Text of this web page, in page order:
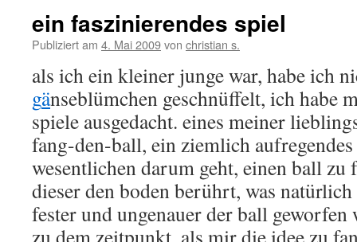
ein faszinierendes spiel
Publiziert am 4. Mai 2009von christian s.
als ich ein kleiner junge war, habe ich
gänseblümchen geschnüffelt, ich habe
spiele ausgedacht. eines meiner
fang-den-ball, ein ziemlich
wesentlichen darum geht, einen ball zu
dieser den boden berührt, was
fester und ungenauer der ball geworfen
zu dem zeitpunkt, als mir die idee zu